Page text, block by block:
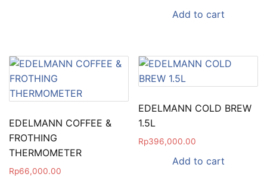
Add to cart
EDELMANN COFFEE &
FROTHING
THERMOMETER
Rp66,000.00
EDELMANN COLD BREW
1.5L
Rp396,000.00
Add to cart